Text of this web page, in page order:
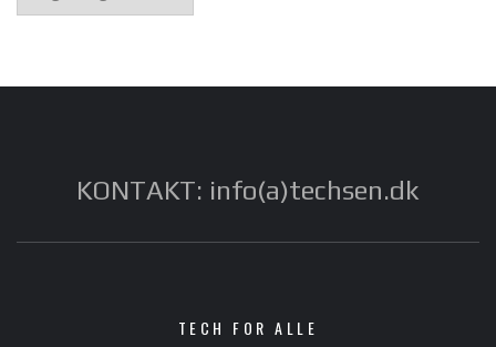
KONTAKT: info(a)techsen.dk
TECH FOR ALLE